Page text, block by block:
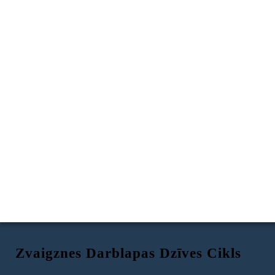
Zvaigznes Darblapas Dzīves Cikls